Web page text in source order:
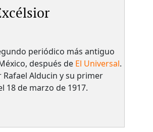
periódico más antiguo
después de El Universal.
Alducin y su primer
18 de marzo de 1917.